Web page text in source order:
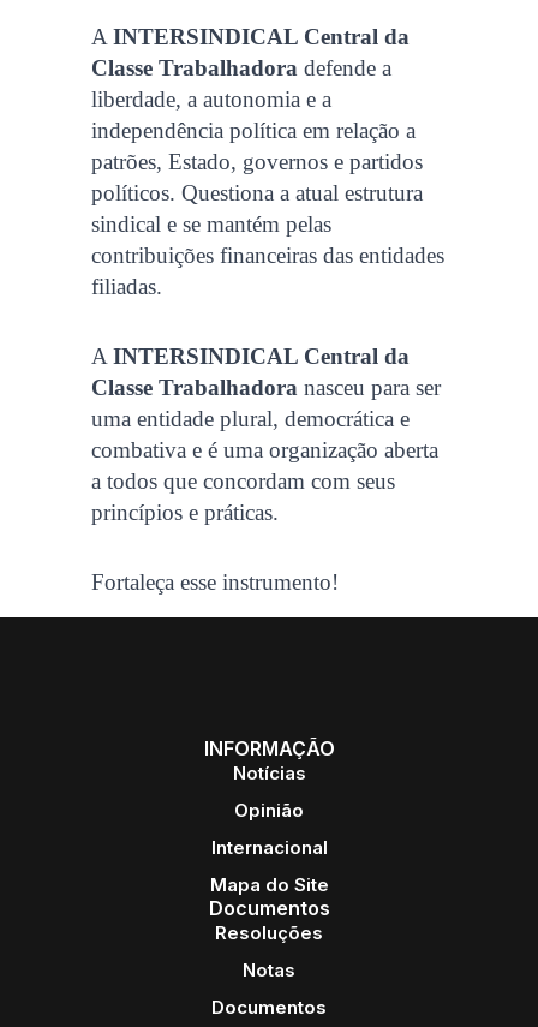
AINTERSINDICAL Central da
Classe Trabalhadora defende a
liberdade, a autonomia e a
independência política em relação a
patrões, Estado, governos e partidos
políticos. Questiona a atual estrutura
sindical e se mantém pelas
contribuições financeiras das entidades
filiadas.
AINTERSINDICAL Central da
Classe Trabalhadora nasceu para ser
uma entidade plural, democrática e
combativa e é uma organização aberta
a todos que concordam com seus
princípios e práticas.
Fortaleça esse instrumento!
INFORMAÇÃO
Notícias
Opinião
Internacional
Mapa do Site
Documentos
Resoluções
Notas
Documentos